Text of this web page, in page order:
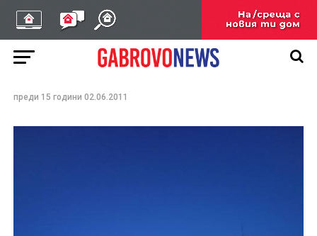
Цветя и венци за
загиналите за
свободата в Севлиево
преди 15 години 02.06.2011